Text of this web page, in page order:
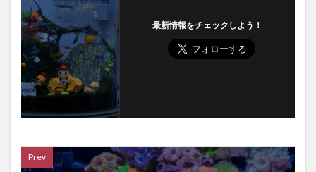
最新情報をチェックしよう！
Prev